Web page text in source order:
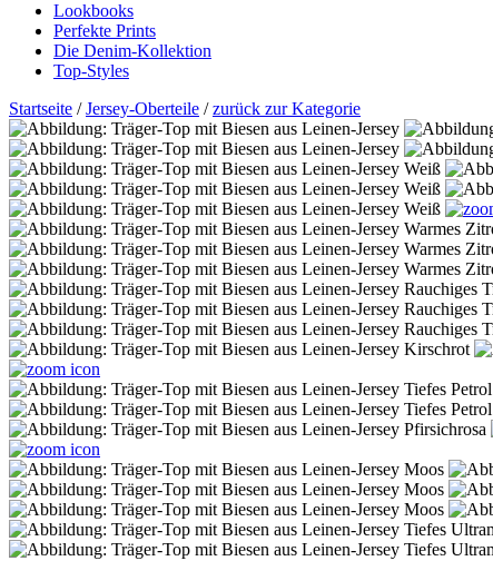
Lookbooks
Perfekte Prints
Die Denim-Kollektion
Top-Styles
Startseite /Jersey-Oberteile /zurück zur Kategorie